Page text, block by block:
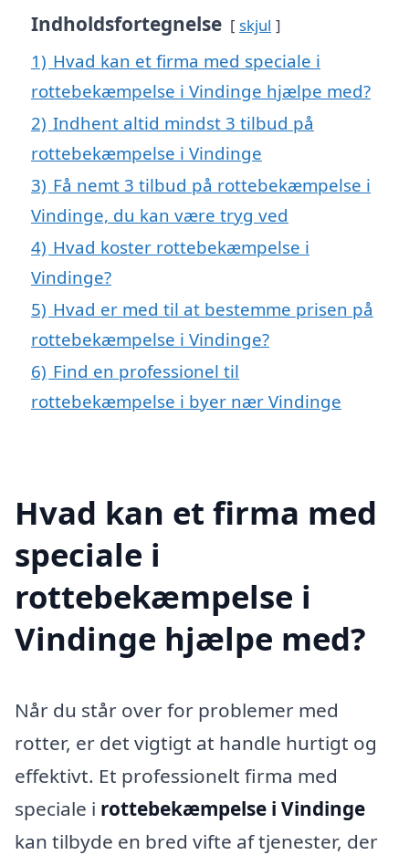
Indholdsfortegnelse skjul
1) Hvad kan et firma med speciale i
rottebekæmpelse i Vindinge hjælpe med?
2) Indhent altid mindst 3 tilbud på
rottebekæmpelse i Vindinge
3) Få nemt 3 tilbud på rottebekæmpelse i
Vindinge, du kan være tryg ved
4) Hvad koster rottebekæmpelse i
Vindinge?
5) Hvad er med til at bestemme prisen på
rottebekæmpelse i Vindinge?
6) Find en professionel til
rottebekæmpelse i byer nær Vindinge
Hvad kan et firma med
speciale i
rottebekæmpelse i
Vindinge hjælpe med?
Når du står over for problemer med
rotter, er det vigtigt at handle hurtigt og
effektivt. Et professionelt firma med
speciale i rottebekæmpelse i Vindinge
kan tilbyde en bred vifte af tjenester, der